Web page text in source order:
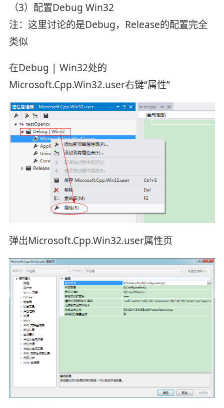
（3）配置Debug Win32
注：这里讨论的是Debug，Release的配置完全
类似
在Debug | Win32处的
Microsoft.Cpp.Win32.user右键“属性”
弹出Microsoft.Cpp.Win32.user属性页